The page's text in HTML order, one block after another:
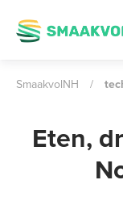
SmaakvolNH /
Eten,